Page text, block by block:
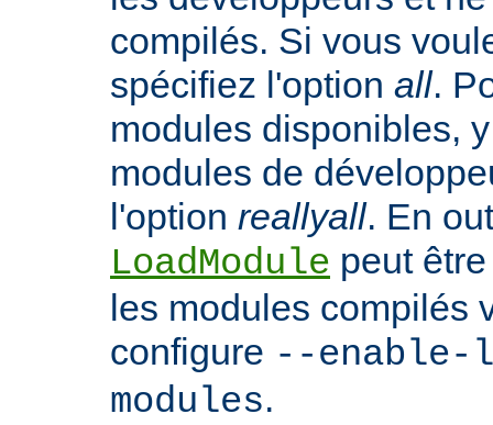
compilés. Si vous
spécifiez l'option all.
modules disponibles,
modules de
l'option reallyall. En
LoadModule peut
les modules compilés
configure --
modules.